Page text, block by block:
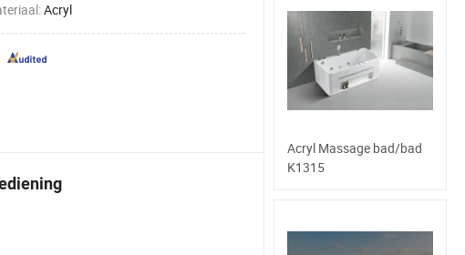
Acryl
Acryl Massage bad/bad
K1315